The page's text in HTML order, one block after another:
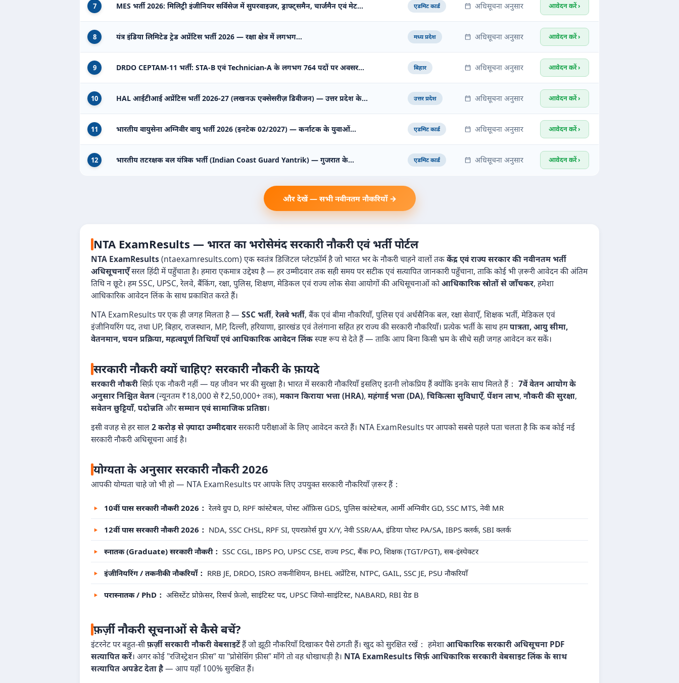
7 MES भर्ती 2026: मिलिट्री इंजीनियर सर्विसेज में सुपरवाइजर, ड्राफ्ट्समैन, चार्जमैन एवं मेट… एडमिट कार्ड अधिसूचना अनुसार आवेदन करें ›
8 यंत्र इंडिया लिमिटेड ट्रेड अप्रेंटिस भर्ती 2026 — रक्षा क्षेत्र में लगभग… मध्य प्रदेश अधिसूचना अनुसार आवेदन करें ›
9 DRDO CEPTAM-11 भर्ती: STA-B एवं Technician-A के लगभग 764 पदों पर अवसर… बिहार अधिसूचना अनुसार आवेदन करें ›
10 HAL आईटीआई अप्रेंटिस भर्ती 2026-27 (लखनऊ एक्सेसरीज़ डिवीजन) — उत्तर प्रदेश के… उत्तर प्रदेश अधिसूचना अनुसार आवेदन करें ›
11 भारतीय वायुसेना अग्निवीर वायु भर्ती 2026 (इनटेक 02/2027) — कर्नाटक के युवाओं… एडमिट कार्ड अधिसूचना अनुसार आवेदन करें ›
12 भारतीय तटरक्षक बल यंत्रिक भर्ती (Indian Coast Guard Yantrik) — गुजरात के… एडमिट कार्ड अधिसूचना अनुसार आवेदन करें ›
और देखें — सभी नवीनतम नौकरियाँ →
NTA ExamResults — भारत का भरोसेमंद सरकारी नौकरी एवं भर्ती पोर्टल
NTA ExamResults (ntaexamresults.com) एक स्वतंत्र डिजिटल प्लेटफ़ॉर्म है जो भारत भर के नौकरी चाहने वालों तककेंद्र एवं राज्य सरकार की नवीनतम भर्ती
अधिसूचनाएँसरल हिंदी में पहुँचाता है। हमारा एकमात्र उद्देश्य है — हर उम्मीदवार तक सही समय पर सटीक एवं सत्यापित जानकारी पहुँचाना, ताकि कोई भी ज़रूरी आवेदन की अंतिम
तिथि न छूटे। हम SSC, UPSC, रेलवे, बैंकिंग, रक्षा, पुलिस, शिक्षण, मेडिकल एवं राज्य लोक सेवा आयोगों की अधिसूचनाओं कोआधिकारिक स्रोतों से जाँचकर, हमेशा
आधिकारिक आवेदन लिंक के साथ प्रकाशित करते हैं।
NTA ExamResults पर एक ही जगह मिलता है — SSC भर्ती, रेलवे भर्ती, बैंक एवं बीमा नौकरियाँ, पुलिस एवं अर्धसैनिक बल, रक्षा सेवाएँ, शिक्षक भर्ती, मेडिकल एवं
इंजीनियरिंग पद, तथा UP, बिहार, राजस्थान, MP, दिल्ली, हरियाणा, झारखंड एवं तेलंगाना सहित हर राज्य की सरकारी नौकरियाँ। प्रत्येक भर्ती के साथ हमपात्रता, आयु सीमा,
वेतनमान, चयन प्रक्रिया, महत्वपूर्ण तिथियाँ एवं आधिकारिक आवेदन लिंकस्पष्ट रूप से देते हैं — ताकि आप बिना किसी भ्रम के सीधे सही जगह आवेदन कर सकें।
सरकारी नौकरी क्यों चाहिए? सरकारी नौकरी के फ़ायदे
सरकारी नौकरीसिर्फ़ एक नौकरी नहीं — यह जीवन भर की सुरक्षा है। भारत में सरकारी नौकरियाँ इसलिए इतनी लोकप्रिय हैं क्योंकि इनके साथ मिलते हैं： 7वें वेतन आयोग के
अनुसार निश्चित वेतन(न्यूनतम ₹18,000 से ₹2,50,000+ तक), मकान किराया भत्ता (HRA), महंगाई भत्ता (DA), चिकित्सा सुविधाएँ, पेंशन लाभ, नौकरी की सुरक्षा,
सवेतन छुट्टियाँ, पदोन्नतिऔरसम्मान एवं सामाजिक प्रतिष्ठा।
इसी वजह से हर साल2 करोड़ से ज़्यादा उम्मीदवारसरकारी परीक्षाओं के लिए आवेदन करते हैं। NTA ExamResults पर आपको सबसे पहले पता चलता है कि कब कोई नई
सरकारी नौकरी अधिसूचना आई है।
योग्यता के अनुसार सरकारी नौकरी 2026
आपकी योग्यता चाहे जो भी हो — NTA ExamResults पर आपके लिए उपयुक्त सरकारी नौकरियाँ ज़रूर हैं：
10वीं पास सरकारी नौकरी 2026： रेलवे ग्रुप D, RPF कांस्टेबल, पोस्ट ऑफ़िस GDS, पुलिस कांस्टेबल, आर्मी अग्निवीर GD, SSC MTS, नेवी MR
12वीं पास सरकारी नौकरी 2026： NDA, SSC CHSL, RPF SI, एयरफ़ोर्स ग्रुप X/Y, नेवी SSR/AA, इंडिया पोस्ट PA/SA, IBPS क्लर्क, SBI क्लर्क
स्नातक (Graduate) सरकारी नौकरी： SSC CGL, IBPS PO, UPSC CSE, राज्य PSC, बैंक PO, शिक्षक (TGT/PGT), सब-इंस्पेक्टर
इंजीनियरिंग / तकनीकी नौकरियाँ： RRB JE, DRDO, ISRO तकनीशियन, BHEL अप्रेंटिस, NTPC, GAIL, SSC JE, PSU नौकरियाँ
परास्नातक / PhD： असिस्टेंट प्रोफ़ेसर, रिसर्च फ़ेलो, साइंटिस्ट पद, UPSC जियो-साइंटिस्ट, NABARD, RBI ग्रेड B
फ़र्ज़ी नौकरी सूचनाओं से कैसे बचें?
इंटरनेट पर बहुत-सीफ़र्ज़ी सरकारी नौकरी वेबसाइटेंहैं जो झूठी नौकरियाँ दिखाकर पैसे ठगती हैं। खुद को सुरक्षित रखें： हमेशाआधिकारिक सरकारी अधिसूचना PDF
सत्यापित करें। अगर कोई "रजिस्ट्रेशन फ़ीस" या "प्रोसेसिंग फ़ीस" माँगे तो वह धोखाधड़ी है। NTA ExamResults सिर्फ़ आधिकारिक सरकारी वेबसाइट लिंक के साथ
सत्यापित अपडेट देता है— आप यहाँ 100% सुरक्षित हैं।